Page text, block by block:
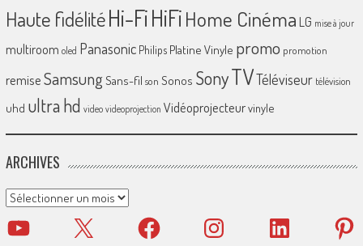
Haute fidélitéHi-FiHiFiHome Cinéma LG mise à jour
multiroom oled Panasonic Philips Platine Vinyle promo promotion
remiseSamsungSans-fil son Sonos SonyTVTéléviseur télévision
uhd ultra hd video videoprojection Vidéoprojecteurvinyle
ARCHIVES
Archives
YouTube X Facebook Instagram LinkedIn